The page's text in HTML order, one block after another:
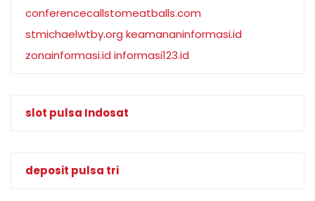
conferencecallstomeatballs.com
stmichaelwtby.org keamananinformasi.id
zonainformasi.id informasi123.id
slot pulsa Indosat
deposit pulsa tri